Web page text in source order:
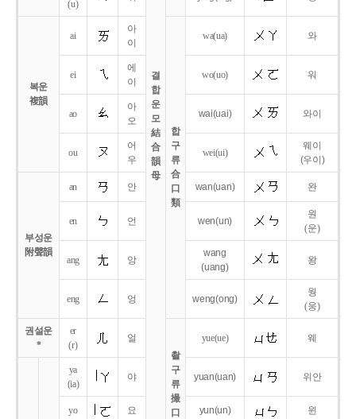
결
합
운
모
結
合
韻
母
(u)
복운
複韻
ai
아
이
합
구
류
合
口
類
wa(ua) 와
ei
에
이
wo(uo) 워
ao
아
오
wai(uai) 와이
ou
어
우
wei(ui)
웨이
(우이)
부성운
附聲韻
an 안 wan(uan) 완
en 언 wen(un)
원
(운)
ang 앙
wang
(uang)
왕
eng 엉 weng(ong)
웡
(웅)
권설운
*
er
(r)
얼
촬
구
류
撮
口
yue(ue) 웨
ya
(ia)
야 yuan(uan) 위안
yo 요 yun(un) 윈